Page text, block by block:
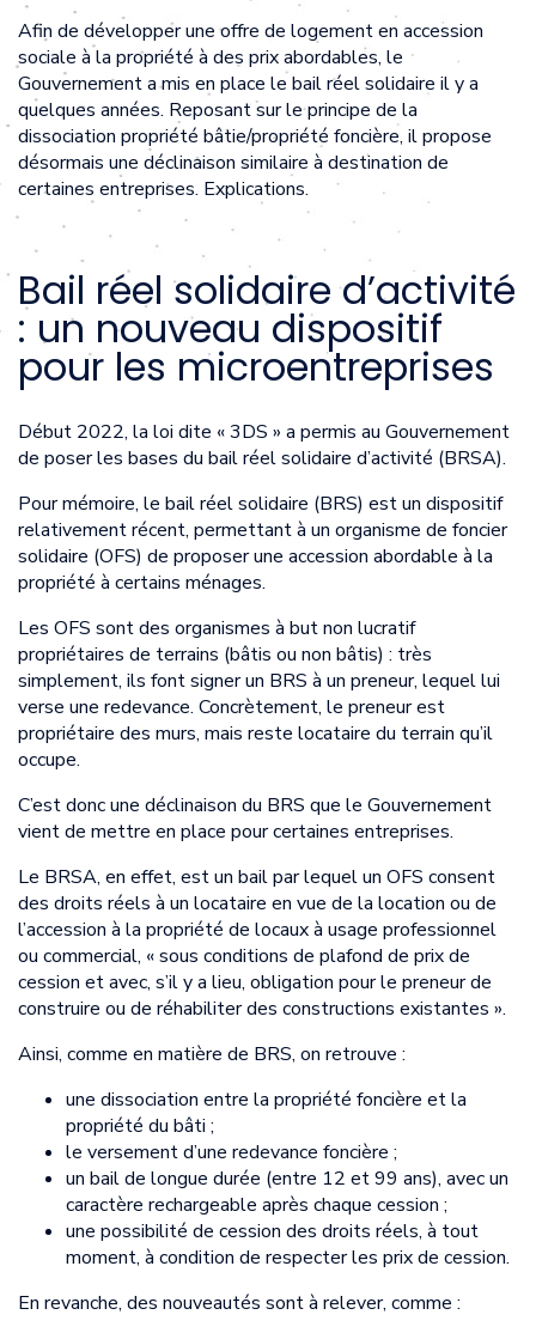
Afin de développer une offre de logement en accession
sociale à la propriété à des prix abordables, le
Gouvernement a mis en place le bail réel solidaire il y a
quelques années. Reposant sur le principe de la
dissociation propriété bâtie/propriété foncière, il propose
désormais une déclinaison similaire à destination de
certaines entreprises. Explications.
Bail réel solidaire d’activité
: un nouveau dispositif
pour les microentreprises
Début 2022, la loi dite « 3DS » a permis au Gouvernement
de poser les bases du bail réel solidaire d’activité (BRSA).
Pour mémoire, le bail réel solidaire (BRS) est un dispositif
relativement récent, permettant à un organisme de foncier
solidaire (OFS) de proposer une accession abordable à la
propriété à certains ménages.
Les OFS sont des organismes à but non lucratif
propriétaires de terrains (bâtis ou non bâtis) : très
simplement, ils font signer un BRS à un preneur, lequel lui
verse une redevance. Concrètement, le preneur est
propriétaire des murs, mais reste locataire du terrain qu’il
occupe.
C’est donc une déclinaison du BRS que le Gouvernement
vient de mettre en place pour certaines entreprises.
Le BRSA, en effet, est un bail par lequel un OFS consent
des droits réels à un locataire en vue de la location ou de
l’accession à la propriété de locaux à usage professionnel
ou commercial, « sous conditions de plafond de prix de
cession et avec, s’il y a lieu, obligation pour le preneur de
construire ou de réhabiliter des constructions existantes ».
Ainsi, comme en matière de BRS, on retrouve :
une dissociation entre la propriété foncière et la
propriété du bâti ;
le versement d’une redevance foncière ;
un bail de longue durée (entre 12 et 99 ans), avec un
caractère rechargeable après chaque cession ;
une possibilité de cession des droits réels, à tout
moment, à condition de respecter les prix de cession.
En revanche, des nouveautés sont à relever, comme :